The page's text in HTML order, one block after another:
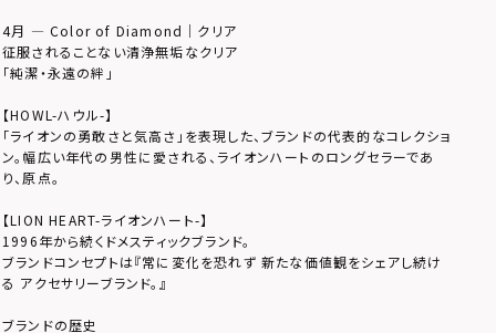
4月 — Color of Diamond｜クリア
征服されることない清浄無垢なクリア
「純潔・永遠の絆」
【HOWL-ハウル-】
「ライオンの勇敢さと気高さ」を表現した、ブランドの代表的なコレクショ
ン。幅広い年代の男性に愛される、ライオンハートのロングセラーであ
り、原点。
【LION HEART-ライオンハート-】
1996年から続くドメスティックブランド。
ブランドコンセプトは『常に変化を恐れず 新たな価値観をシェアし続け
る アクセサリーブランド。』
ブランドの歴史